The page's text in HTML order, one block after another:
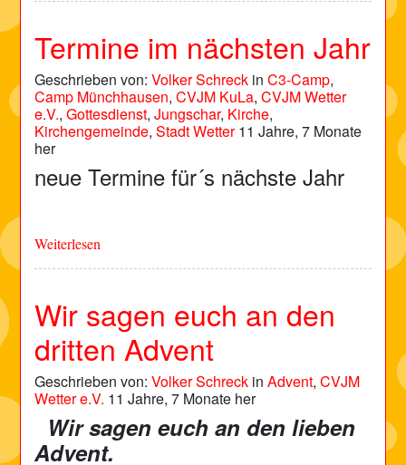
Termine im nächsten Jahr
Geschrieben von:Volker Schreck inC3-Camp,
Camp Münchhausen,CVJM KuLa,CVJM Wetter
e.V.,Gottesdienst,Jungschar, Kirche,
Kirchengemeinde,Stadt Wetter11 Jahre, 7 Monate
her
neue Termine für´s nächste Jahr
Weiterlesen
Wir sagen euch an den
dritten Advent
Geschrieben von:Volker Schreck inAdvent,CVJM
Wetter e.V. 11 Jahre, 7 Monate her
Wir sagen euch an den lieben
Advent.